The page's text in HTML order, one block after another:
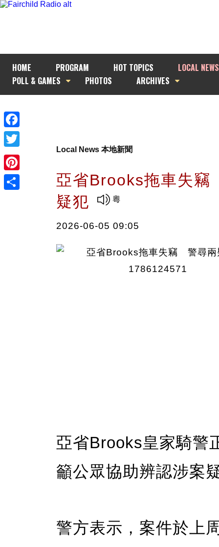
HOME PROGRAM HOT TOPICS
LOCAL NEWS
POLL & GAMES
PHOTOS ARCHIVES
Facebook
Twitter
Pinterest
Local News 本地新聞
亞省Brooks拖車失
疑犯
2026-06-05 09:05
亞省Brooks皇家騎警
籲公眾協助辨認涉案
警方表示，案件於上